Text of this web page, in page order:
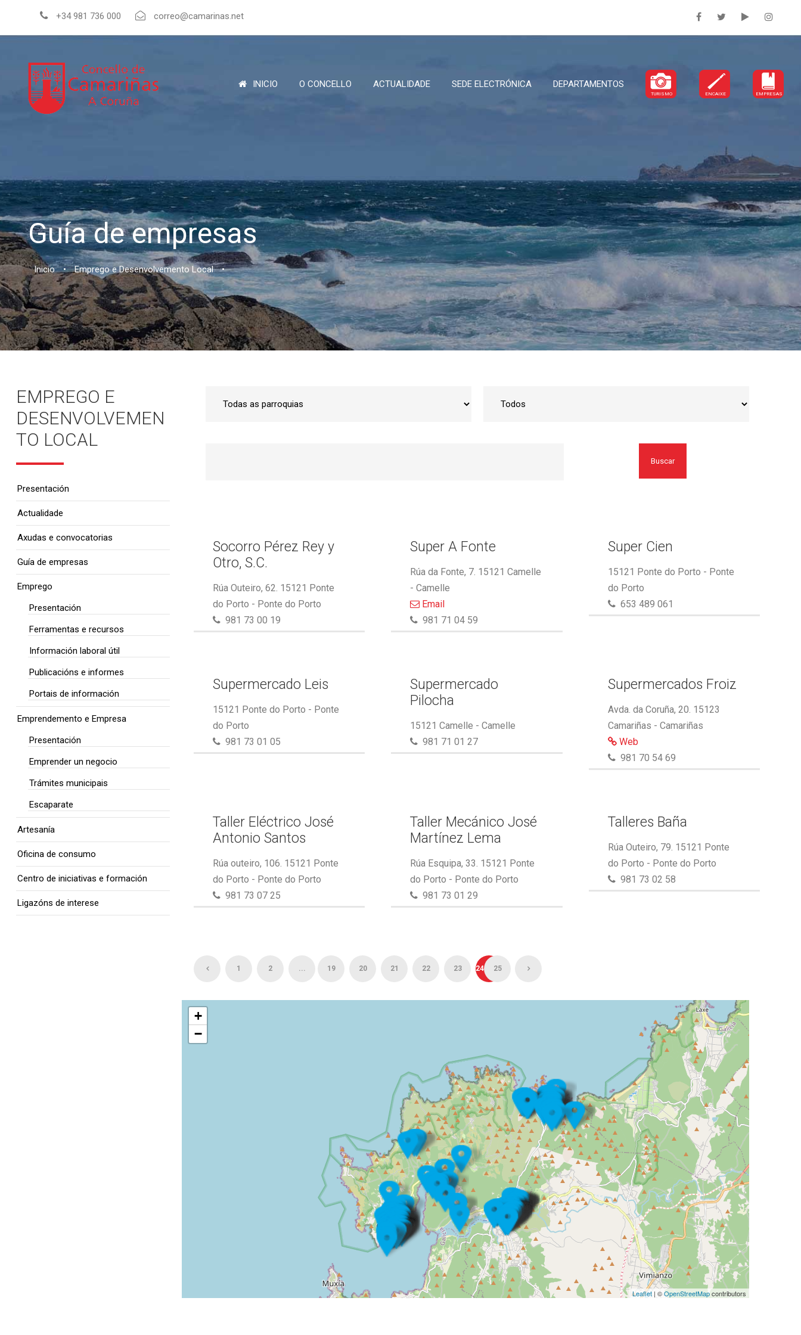
+34 981 736 000 correo@camarinas.net
INICIO O CONCELLO ACTUALIDADE SEDE ELECTRÓNICA DEPARTAMENTOS
TURISMO ENCAIXE EMPRESAS
Guía de empresas
Inicio • Emprego e Desenvolvemento Local •
Buscar
Socorro Pérez Rey y
Otro, S.C.
Rúa Outeiro, 62. 15121 Ponte
do Porto - Ponte do Porto
981 73 00 19
Super A Fonte
Rúa da Fonte, 7. 15121 Camelle
- Camelle
Email
981 71 04 59
Super Cien
15121 Ponte do Porto - Ponte
do Porto
653 489 061
Supermercado Leis
15121 Ponte do Porto - Ponte
do Porto
981 73 01 05
Supermercado
Pilocha
15121 Camelle - Camelle
981 71 01 27
Supermercados Froiz
Avda. da Coruña, 20. 15123
Camariñas - Camariñas
Web
981 70 54 69
Taller Eléctrico José
Antonio Santos
Rúa outeiro, 106. 15121 Ponte
do Porto - Ponte do Porto
981 73 07 25
Taller Mecánico José
Martínez Lema
Rúa Esquipa, 33. 15121 Ponte
do Porto - Ponte do Porto
981 73 01 29
Talleres Baña
Rúa Outeiro, 79. 15121 Ponte
do Porto - Ponte do Porto
981 73 02 58
1 2 ... 19 20 21 22 23 24 25
+
−
Leaflet | ©OpenStreetMapcontributors
EMPREGO E
DESENVOLVEMEN
TO LOCAL
Presentación
Actualidade
Axudas e convocatorias
Guía de empresas
Emprego
Presentación
Ferramentas e recursos
Información laboral útil
Publicacións e informes
Portais de información
Emprendemento e Empresa
Presentación
Emprender un negocio
Trámites municipais
Escaparate
Artesanía
Oficina de consumo
Centro de iniciativas e formación
Ligazóns de interese